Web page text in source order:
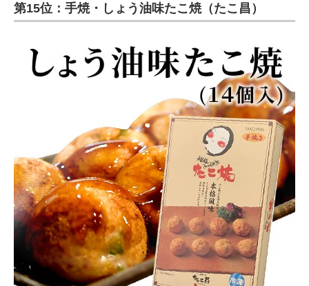
第15位：手焼・しょう油味たこ焼（たこ昌）